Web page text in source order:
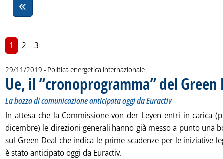
1 2 3
29/11/2019 - Politica energetica internazionale
Ue, il “cronoprogramma” del Green
La bozza di comunicazione anticipata oggi da Euractiv
In attesa che la Commissione von der Leyen entri in carica
dicembre) le direzioni generali hanno già messo a punto una
sul Green Deal che indica le prime scadenze per le iniziative
è stato anticipato oggi da Euractiv.